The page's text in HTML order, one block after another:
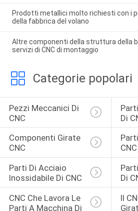
Prodotti metallici molto richiesti con i
della fabbrica del volano
Altre componenti della struttura della
servizi di CNC di montaggio
Categorie popolari
Pezzi Meccanici Di
CNC
Di
Componenti Girate
CNC
CNC
Parti Di Acciaio
Inossidabile Di CNC
Di
CNC Che Lavora Le
Parti A Macchina Di
Il